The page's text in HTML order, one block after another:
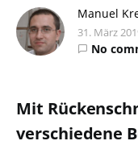
Manuel
31. März
No
Mit
verschiedene